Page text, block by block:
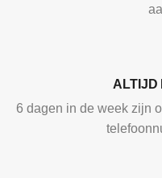
ALTIJD
6 dagen in de week zijn